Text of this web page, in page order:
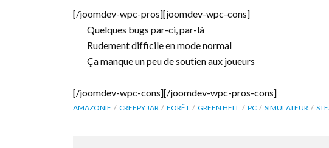
[/joomdev-wpc-pros][joomdev-wpc-cons]
Quelques bugs par-ci, par-là
Rudement difficile en mode normal
Ça manque un peu de soutien aux joueurs
[/joomdev-wpc-cons][/joomdev-wpc-pros-cons]
AMAZONIE CREEPY JAR FORÊT GREEN HELL PC SIMULATEUR